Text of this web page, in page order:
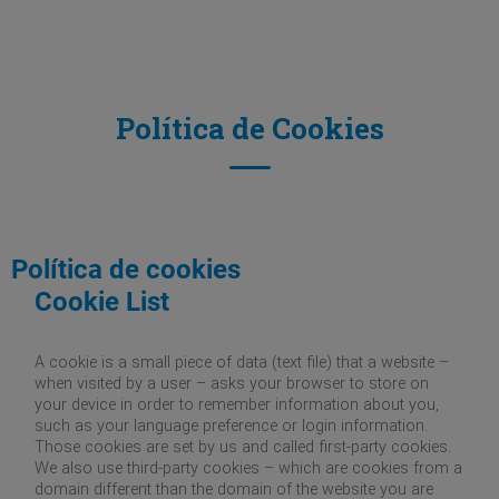
Política de Cookies
Política de cookies
Cookie List
A cookie is a small piece of data (text file) that a website –
when visited by a user – asks your browser to store on
your device in order to remember information about you,
such as your language preference or login information.
Those cookies are set by us and called first-party cookies.
We also use third-party cookies – which are cookies from a
domain different than the domain of the website you are